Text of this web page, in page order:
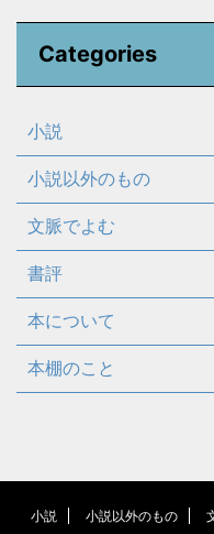
Categories
小説
小説以外のもの
文脈でよむ
書評
本について
本棚のこと
小説 小説以外のもの